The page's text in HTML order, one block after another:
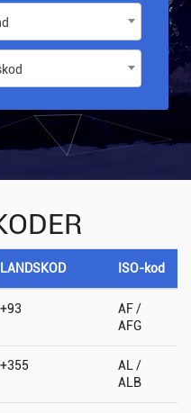
LANDSKOD ISO-kod
+93
AF /
AFG
+355
AL /
ALB